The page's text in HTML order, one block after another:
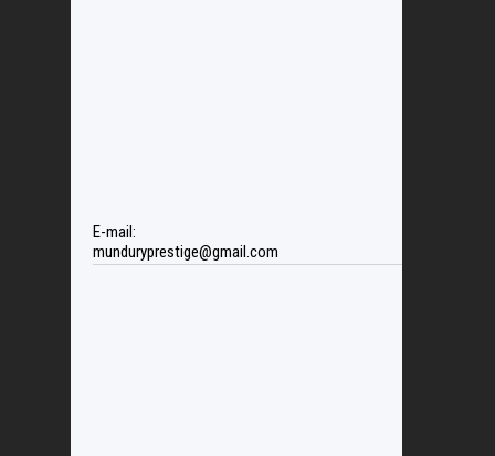
E-mail:
munduryprestige@gmail.com